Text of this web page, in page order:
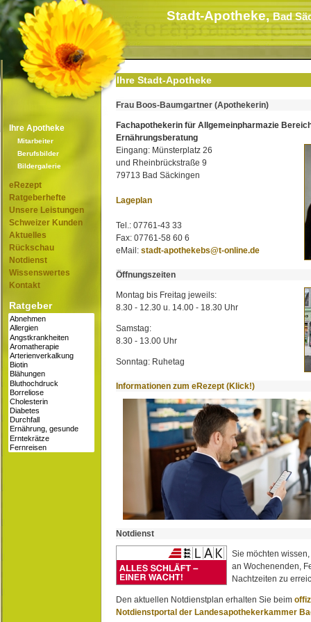
Stadt-Apotheke,Bad
Ihre Apotheke
Mitarbeiter
Berufsbilder
Bildergalerie
eRezept
Ratgeberhefte
Unsere Leistungen
Schweizer Kunden
Aktuelles
Rückschau
Notdienst
Wissenswertes
Kontakt
Ratgeber
Ihre Stadt-Apotheke
Frau Boos-Baumgartner (Apothekerin)
Fachapothekerin für Allgemeinpharmazie
Ernährungsberatung
Eingang: Münsterplatz 26
und Rheinbrückstraße 9
79713 Bad Säckingen
Lageplan
Tel.: 07761-43 33
Fax: 07761-58 60 6
eMail: stadt-apothekebs@t-online.de
Öffnungszeiten
Montag bis Freitag jeweils:
8.30 - 12.30 u. 14.00 - 18.30 Uhr
Samstag:
8.30 - 13.00 Uhr
Sonntag: Ruhetag
Informationen zum eRezept (Klick!)
Notdienst
Sie möchten
an Wochenenden,
Nachtzeiten zu
Den aktuellen Notdienstplan erhalten Sie beim
Notdienstportal der Landesapothekerkammer